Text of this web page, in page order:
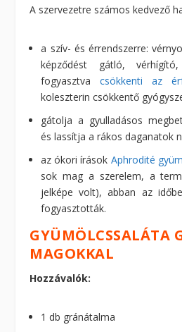
A szervezetre számos kedvező
a szív- és érrendszerre:
képződést gátló,
fogyasztvacsökkenti az
koleszterin csökkentő
gátolja a gyulladásos
és lassítja a rákos daganatok
az ókori írások Aphrodité
sok mag a szerelem, a
jelképe volt), abban az
fogyasztották.
GYÜMÖLCSSALÁTA
MAGOKKAL
Hozzávalók:
1 db gránátalma